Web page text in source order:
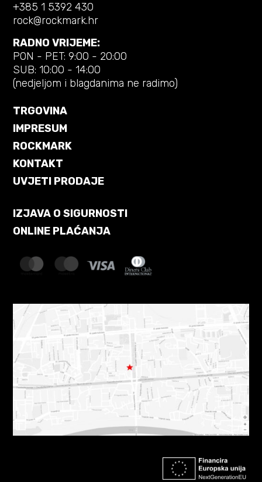
+385 1 5392 430
rock@rockmark.hr
RADNO VRIJEME:
PON - PET: 9:00 - 20:00
SUB: 10:00 - 14:00
(nedjeljom i blagdanima ne radimo)
TRGOVINA
IMPRESUM
ROCKMARK
KONTAKT
UVJETI PRODAJE
IZJAVA O SIGURNOSTI
ONLINE PLAĆANJA